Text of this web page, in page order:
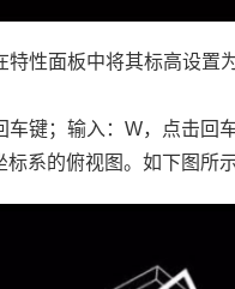
性面板中将其标高设置
键；输入：W，点击回
系的俯视图。如下图所示